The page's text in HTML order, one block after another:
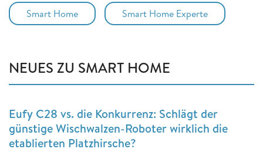
Smart Home Smart Home Experte
NEUES ZU SMART HOME
Eufy C28 vs. die Konkurrenz: Schlägt der
günstige Wischwalzen-Roboter wirklich die
etablierten Platzhirsche?